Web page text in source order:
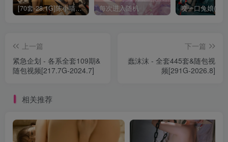
[6.12]
1V-431.1M]
[6.11]
572.4M]
[70套-28.1G]陈小喵写真合集[持续更新] 每次进入随机
上一篇
紧急企划 - 各系全套109期&
随包视频[217.7G-2024.7]
下一篇
蠢沫沫 - 全套445套&随包视
频[291G-2026.8]
相关推荐